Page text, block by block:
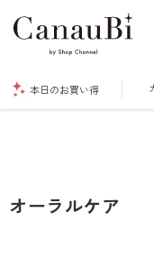
本日のお買い得
オーラルケア